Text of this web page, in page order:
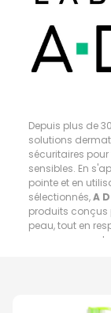
Depuis plus de
solutions
sécuritaires
sensibles. En
pointe et en
sélectionnés,A
produits conçus
peau, tout en
nous en avons